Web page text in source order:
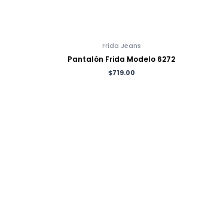
Frida Jeans
Pantalón Frida Modelo 6272
$719.00